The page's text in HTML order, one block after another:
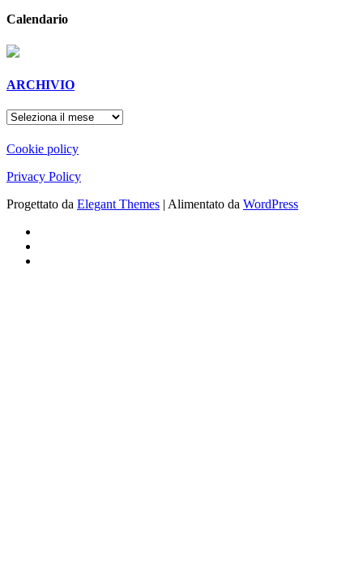
Calendario
ARCHIVIO
ARCHIVIO
Cookie policy
Privacy Policy
Progettato da Elegant Themes | Alimentato da WordPress